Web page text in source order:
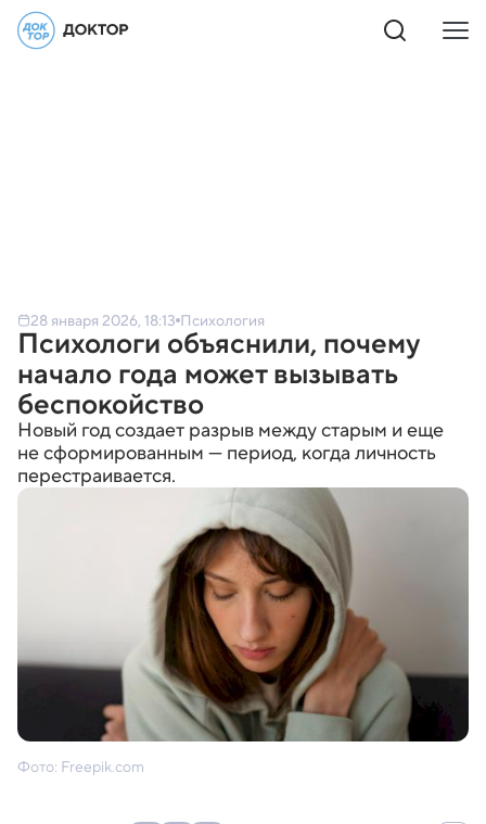
28 января 2026, 18:13 Психология
Психологи объяснили, почему
начало года может вызывать
беспокойство
Новый год создает разрыв между старым и еще
не сформированным — период, когда личность
перестраивается.
Фото: Freepik.com